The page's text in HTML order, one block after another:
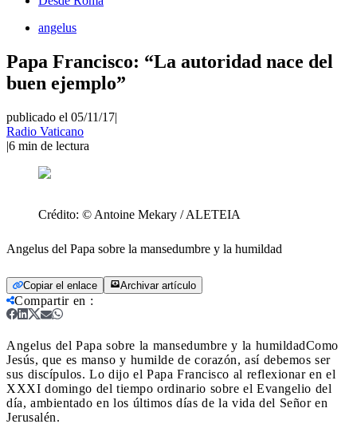
angelus
Papa Francisco: “La autoridad nace del
buen ejemplo”
publicado el 05/11/17|
Radio Vaticano
|6 min de lectura
Crédito: © Antoine Mekary / ALETEIA
Angelus del Papa sobre la mansedumbre y la humildad
Copiar el enlace Archivar artículo
Compartir en :
Angelus del Papa sobre la mansedumbre y la humildadComo
Jesús, que es manso y humilde de corazón, así debemos ser
sus discípulos. Lo dijo el Papa Francisco al reflexionar en el
XXXI domingo del tiempo ordinario sobre el Evangelio del
día, ambientado en los últimos días de la vida del Señor en
Jerusalén.